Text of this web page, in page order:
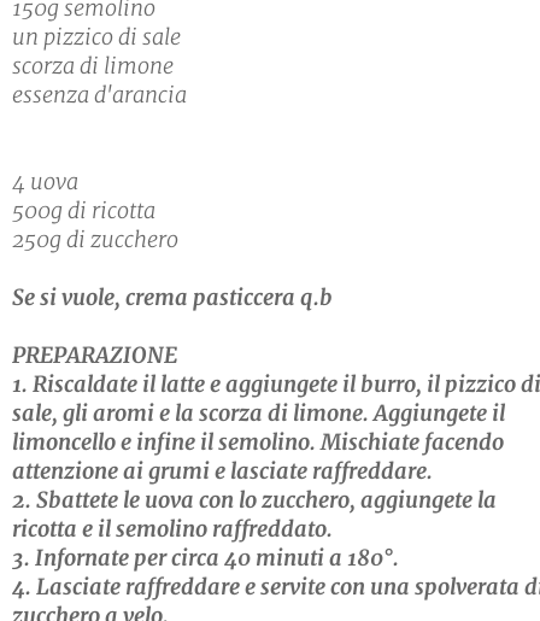
150g semolino
un pizzico di sale
scorza di limone
essenza d'arancia
4 uova
500g di ricotta
250g di zucchero
Se si vuole, crema pasticcera q.b
PREPARAZIONE
1. Riscaldate il latte e aggiungete il burro, il pizzico di
sale, gli aromi e la scorza di limone. Aggiungete il
limoncello e infine il semolino. Mischiate facendo
attenzione ai grumi e lasciate raffreddare.
2. Sbattete le uova con lo zucchero, aggiungete la
ricotta e il semolino raffreddato.
3. Infornate per circa 40 minuti a 180°.
4. Lasciate raffreddare e servite con una spolverata